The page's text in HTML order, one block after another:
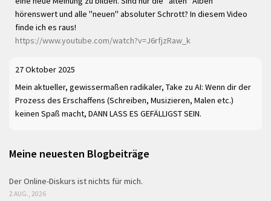
hörenswert und alle "neuen" absoluter Schrott? In diesem Video
finde ich es raus!
https://www.youtube.com/watch?v=J6rfjzRaw_k
27 Oktober 2025
Mein aktueller, gewissermaßen radikaler, Take zu AI: Wenn dir der
Prozess des Erschaffens (Schreiben, Musizieren, Malen etc.)
keinen Spaß macht, DANN LASS ES GEFÄLLIGST SEIN.
Meine neuesten Blogbeiträge
Der Online-Diskurs ist nichts für mich.
2 AUG., 2026